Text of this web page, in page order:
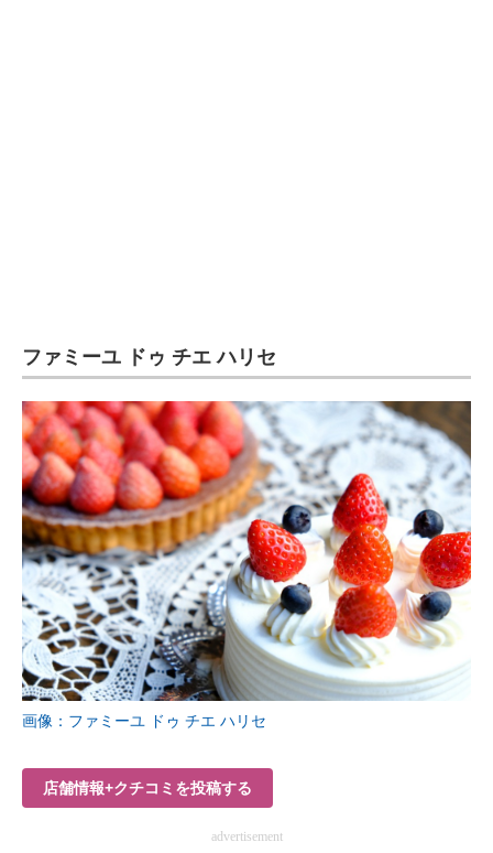
電子設計の基本と応用
エネルギーの専門メディア
建設×テクノロジーの最前線
ちょっと気になるネットの話題
ファミーユ ドゥ チエ ハリセ
画像：ファミーユ ドゥ チエ ハリセ
店舗情報+クチコミを投稿する
advertisement